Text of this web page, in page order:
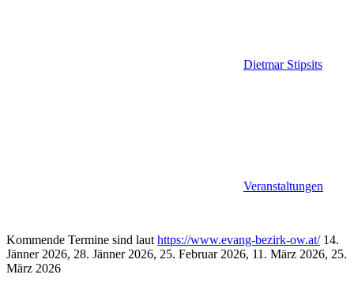
Dietmar Stipsits
Veranstaltungen
Kommende Termine sind lauthttps://www.evang-bezirk-ow.at/14.
Jänner 2026, 28. Jänner 2026, 25. Februar 2026, 11. März 2026, 25.
März 2026